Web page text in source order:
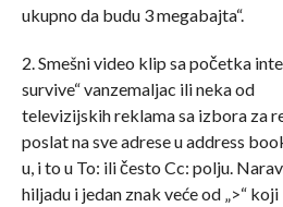
ukupno da budu 3 megabajta“.
2. Smešni video klip sa početka
survive“ vanzemaljac ili neka od
televizijskih reklama sa izbora za
poslat na sve adrese u address
u, i to u To: ili često Cc: polju.
hiljadu i jedan znak veće od „>“ koji